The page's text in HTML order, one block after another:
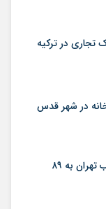
در شهر قدس
میانگین قیمت مسکن در غرب تهران به ۸۹